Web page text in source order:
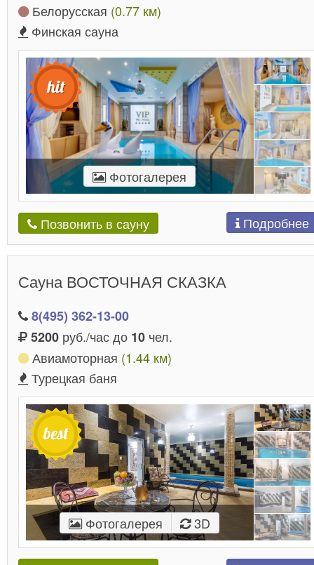
Белорусская (0.77 км)
Финская сауна
Фотогалерея
Позвонить в сауну Подробнее
Сауна ВОСТОЧНАЯ СКАЗКА
8(495) 362-13-00
5200 руб./час до 10 чел.
Авиамоторная (1.44 км)
Турецкая баня
Фотогалерея 3D